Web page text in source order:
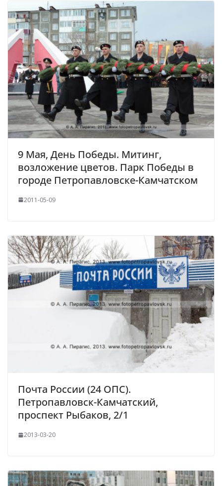
9 Мая, День Победы. Митинг,
возложение цветов. Парк Победы в
городе Петропавловске-Камчатском
2011-05-09
Почта России (24 ОПС).
Петропавловск-Камчатский,
проспект Рыбаков, 2/1
2013-03-20